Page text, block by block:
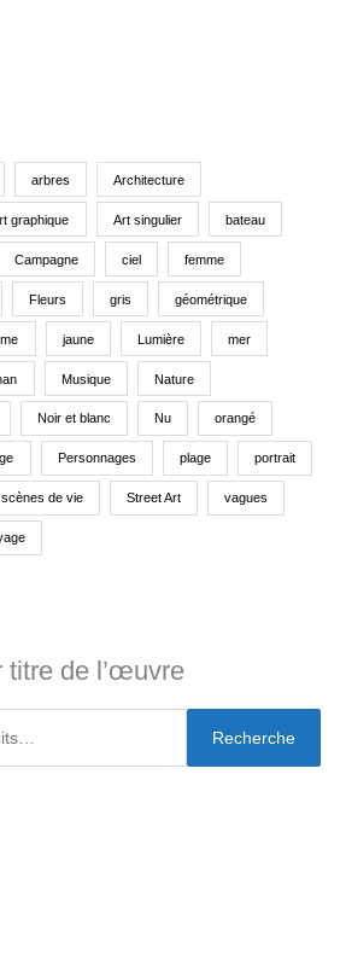
arbres Architecture
graphique Art singulier bateau
Campagne ciel femme
Fleurs gris géométrique
jaune Lumière mer
Musique Nature
Noir et blanc Nu orangé
Personnages plage portrait
scènes de vie Street Art vagues
titre de l’œuvre
Recherche